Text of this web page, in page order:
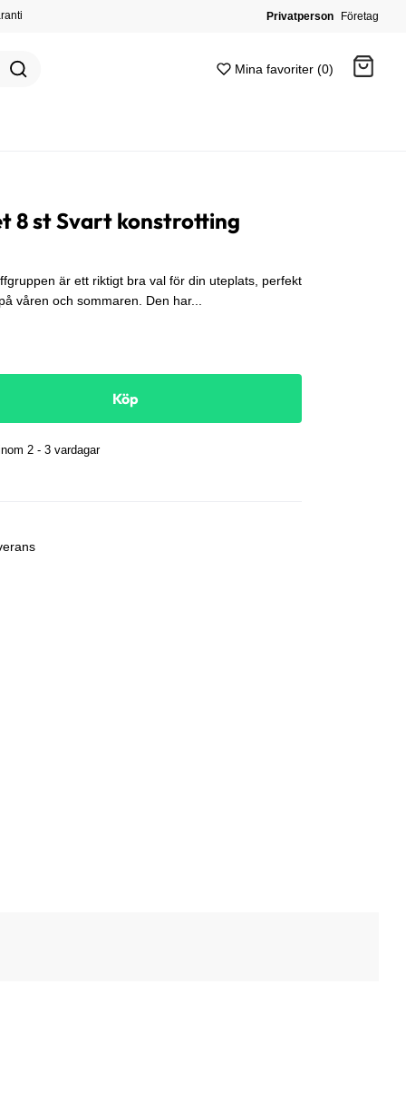
Privatperson Företag
Mina favoriter (0)
8 st Svart konstrotting
är ett riktigt bra val för din uteplats, perfekt
våren och sommaren. Den har...
Köp
2 - 3 vardagar